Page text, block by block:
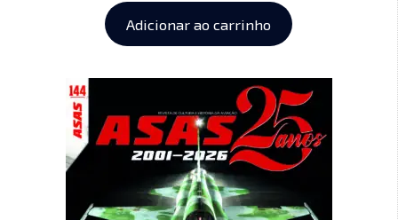
Adicionar ao carrinho